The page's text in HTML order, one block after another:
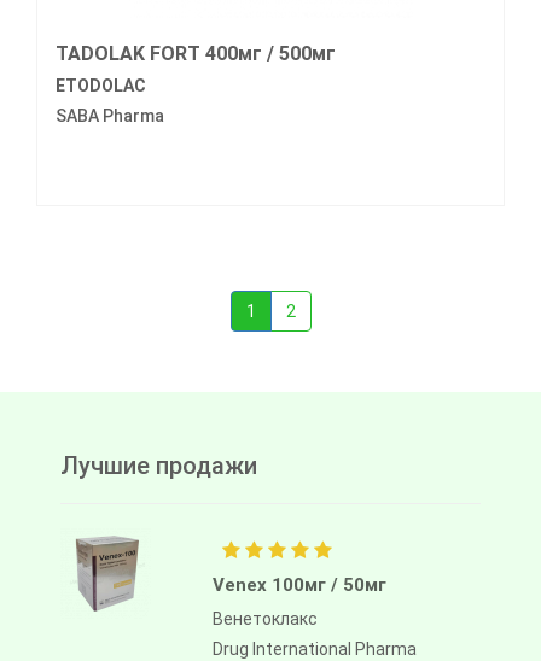
TADOLAK FORT 400мг / 500мг
ETODOLAC
SABA Pharma
1 2
Лучшие продажи
Venex 100мг / 50мг
Венетоклакс
Drug International Pharma